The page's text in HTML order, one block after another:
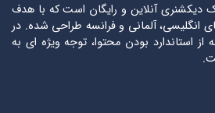
دیکشنری آنلاین و رایگان است که با هدف
انگلیسی، آلمانی و فرانسه طراحی شده. در
استاندارد بودن محتوا، توجه ویژه ای به